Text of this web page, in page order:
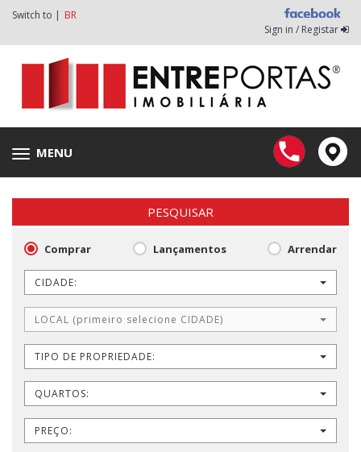
Switch to | BR
Sign in / Registar
Toggle
navigation
MENU
PESQUISAR
Comprar Lançamentos Arrendar
CIDADE:
LOCAL (primeiro selecione CIDADE)
TIPO DE PROPRIEDADE:
QUARTOS:
PREÇO: